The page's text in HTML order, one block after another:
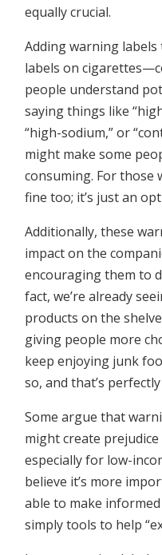
equally crucial.
Adding warning
labels on
people understand
saying things like
“high-sodium,” or
might make some
consuming. For those
fine too; it’s just an
Additionally, these
impact on the
encouraging them to
fact, we’re already
products on the
giving people more
keep enjoying junk
so, and that’s
Some argue that
might create
especially for low-
believe it’s more
able to make
simply tools to help